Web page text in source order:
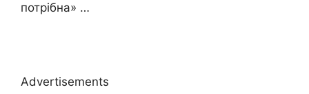
потрібна» …
Advertisements